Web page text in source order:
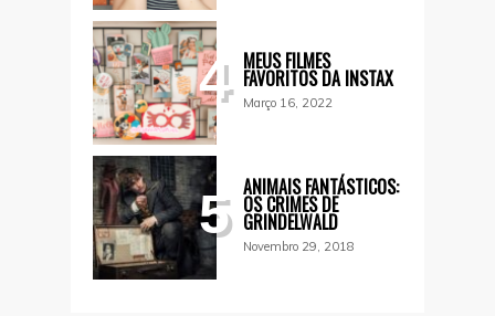
4 MEUS FILMES
FAVORITOS DA INSTAX
Março 16, 2022
5 ANIMAIS FANTÁSTICOS:
OS CRIMES DE
GRINDELWALD
Novembro 29, 2018